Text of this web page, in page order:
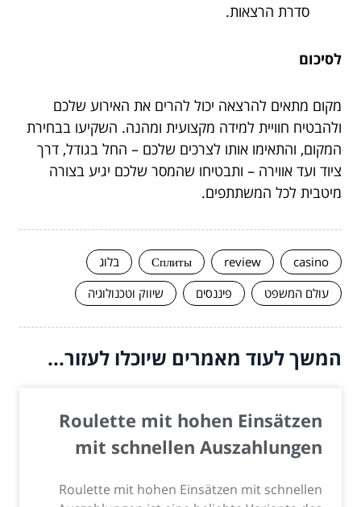
סדרת הרצאות.
לסיכום
מקום מתאים להרצאה יכול להרים את האירוע שלכם
ולהבטיח חוויית למידה מקצועית ומהנה. השקיעו בבחירת
המקום, והתאימו אותו לצרכים שלכם – החל בגודל, דרך
ציוד ועד אווירה – ותבטיחו שהמסר שלכם יגיע בצורה
מיטבית לכל המשתתפים.
casino
review
Сплиты
בלוג
עולם המשפט
פיננסים שיווק וטכנולוגיה
המשך לעוד מאמרים שיוכלו לעזור...
Roulette mit hohen Einsätzen
mit schnellen Auszahlungen
Roulette mit hohen Einsätzen mit schnellen